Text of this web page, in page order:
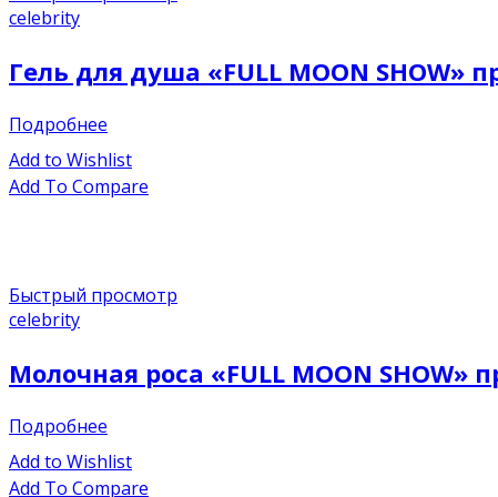
celebrity
Гель для душа «FULL MOON
Подробнее
Add to Wishlist
Add To Compare
Быстрый просмотр
celebrity
Молочная роса «FULL MOON
Подробнее
Add to Wishlist
Add To Compare